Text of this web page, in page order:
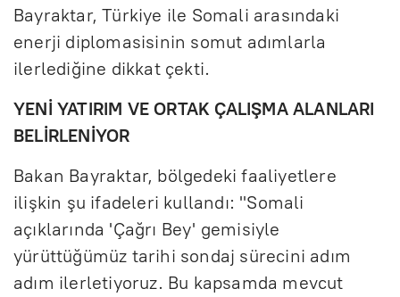
Bayraktar, Türkiye ile Somali arasındaki
enerji diplomasisinin somut adımlarla
ilerlediğine dikkat çekti.
YENİ YATIRIM VE ORTAK ÇALIŞMA ALANLARI
BELİRLENİYOR
Bakan Bayraktar, bölgedeki faaliyetlere
ilişkin şu ifadeleri kullandı: "Somali
açıklarında 'Çağrı Bey' gemisiyle
yürüttüğümüz tarihi sondaj sürecini adım
adım ilerletiyoruz. Bu kapsamda mevcut